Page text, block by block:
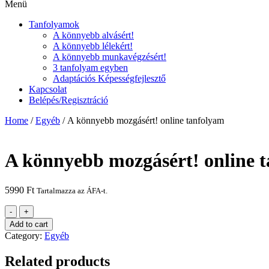
Menü
Tanfolyamok
A könnyebb alvásért!
A könnyebb lélekért!
A könnyebb munkavégzésért!
3 tanfolyam egyben
Adaptációs Képességfejlesztő
Kapcsolat
Belépés/Regisztráció
Home /Egyéb / A könnyebb mozgásért! online tanfolyam
A könnyebb mozgásért! online
5990 Ft Tartalmazza az ÁFA-t.
-
A
könnyebb
mozgásért!
online
quantity
+
Add to cart
Category: Egyéb
Related products